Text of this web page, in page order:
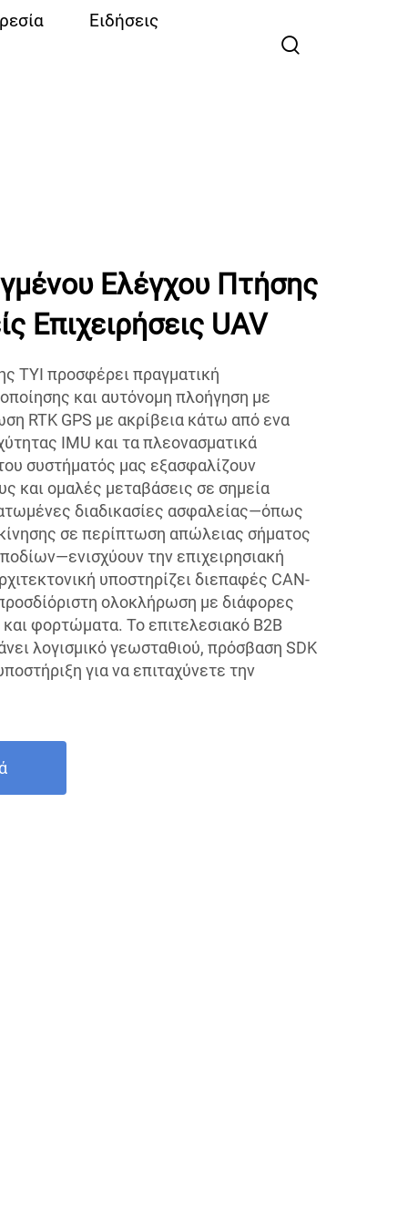
Ειδήσεις
Ελέγχου Πτήσης
Επιχειρήσεις UAV
TYI προσφέρει πραγματική
και αυτόνομη πλοήγηση με
RTK GPS με ακρίβεια κάτω από ενα
IMU και τα πλεονασματικά
συστήματός μας εξασφαλίζουν
και ομαλές μεταβάσεις σε σημεία
διαδικασίες ασφαλείας—όπως
σε περίπτωση απώλειας σήματος
την επιχειρησιακή
υποστηρίζει διεπαφές CAN-
ολοκλήρωση με διάφορες
φορτώματα. Το επιτελεσιακό B2B
λογισμικό γεωσταθιού, πρόσβαση SDK
για να επιταχύνετε την